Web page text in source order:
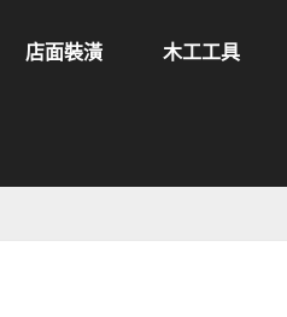
店面裝潢 木工工具